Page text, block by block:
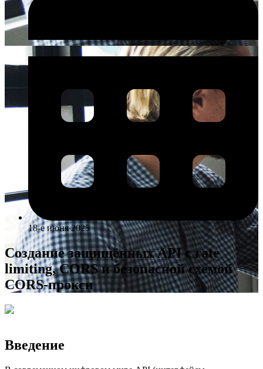
18-е июня 2025
Создание защищённых API с rate
limiting, CORS и безопасной схемой
CORS-прокси
Введение